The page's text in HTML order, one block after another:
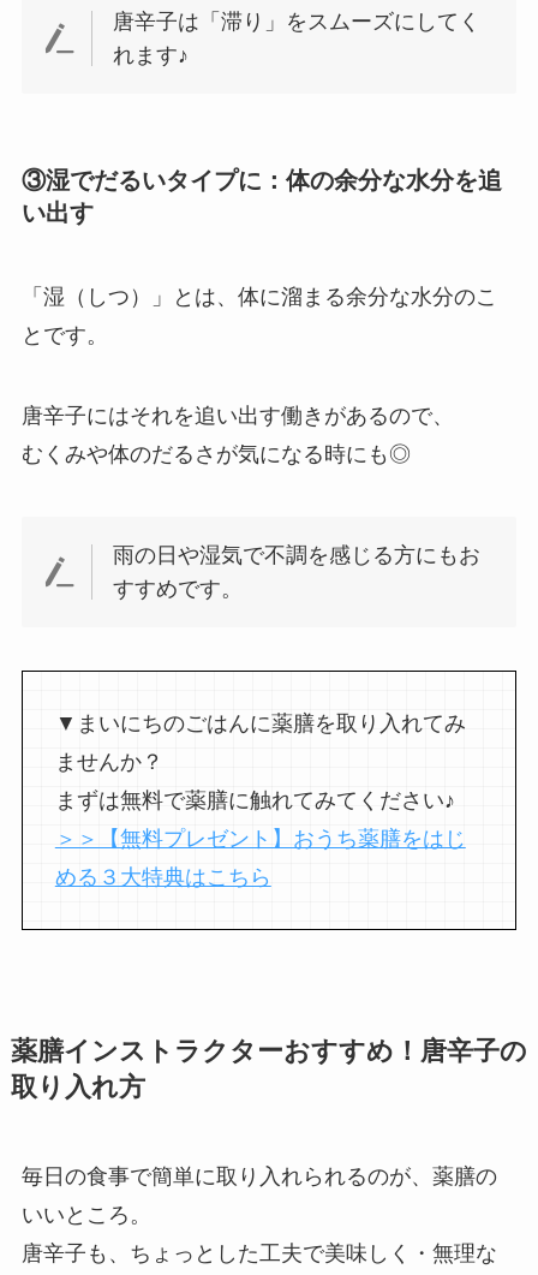
唐辛子は「滞り」をスムーズにしてく
れます♪
③湿でだるいタイプに：体の余分な水分を追
い出す
「湿（しつ）」とは、体に溜まる余分な水分のこ
とです。
唐辛子にはそれを追い出す働きがあるので、
むくみや体のだるさが気になる時にも◎
雨の日や湿気で不調を感じる方にもお
すすめです。
▼まいにちのごはんに薬膳を取り入れてみ
ませんか？
まずは無料で薬膳に触れてみてください♪
＞＞【無料プレゼント】おうち薬膳をはじ
める３大特典はこちら
薬膳インストラクターおすすめ！唐辛子の
取り入れ方
毎日の食事で簡単に取り入れられるのが、薬膳の
いいところ。
唐辛子も、ちょっとした工夫で美味しく・無理な